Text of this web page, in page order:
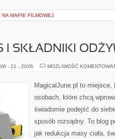
MAPIE FILMOWEJ
I SKŁADNIKI
- 21 - 2026 MOŻLIWOŚĆ
MagicalJune.pl to miejsce,
osobach, które chcą
świadomie podejść do
sposób rozsądny. To blog
jak redukcja masy ciała,